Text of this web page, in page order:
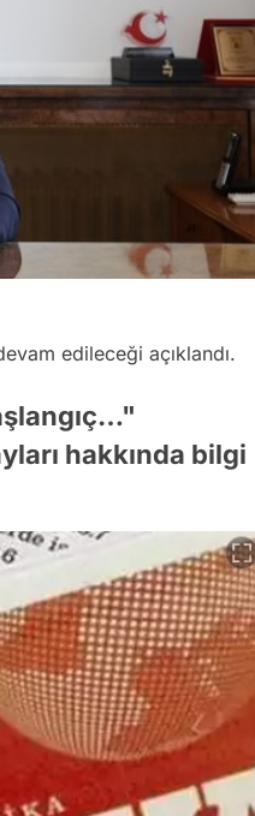
edileceği açıklandı.
hakkında bilgi